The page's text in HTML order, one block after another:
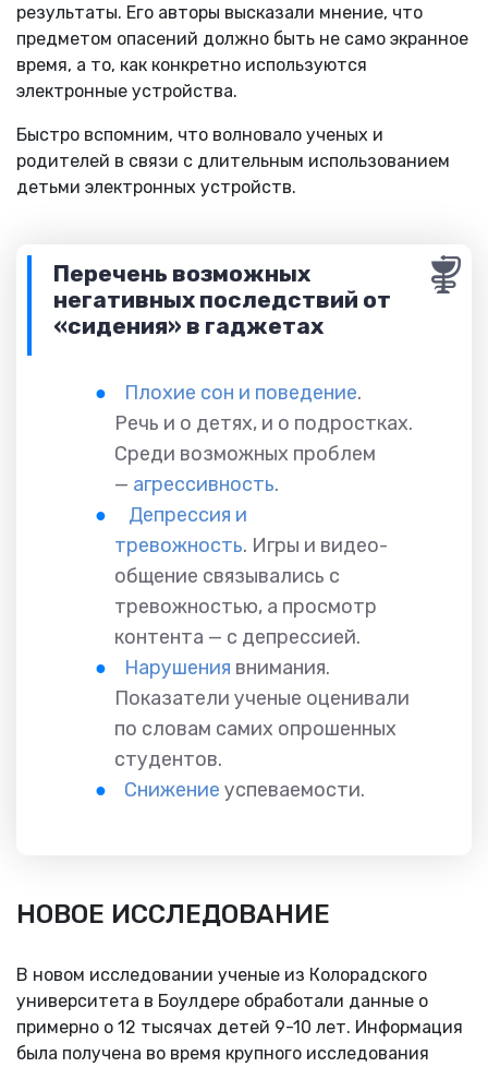
результаты. Его авторы высказали мнение, что
предметом опасений должно быть не само экранное
время, а то, как конкретно используются
электронные устройства.
Быстро вспомним, что волновало ученых и
родителей в связи с длительным использованием
детьми электронных устройств.
Перечень возможных
негативных последствий от
«сидения» в гаджетах
Плохие сон и поведение.
Речь и о детях, и о подростках.
Среди возможных проблем
— агрессивность.
Депрессия и
тревожность. Игры и видео-
общение связывались с
тревожностью, а просмотр
контента — с депрессией.
Нарушения внимания.
Показатели ученые оценивали
по словам самих опрошенных
студентов.
Снижение успеваемости.
НОВОЕ ИССЛЕДОВАНИЕ
В новом исследовании ученые из Колорадского
университета в Боулдере обработали данные о
примерно о 12 тысячах детей 9-10 лет. Информация
была получена во время крупного исследования